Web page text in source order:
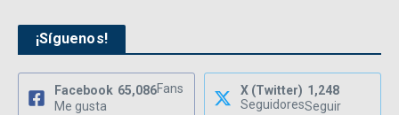
¡Síguenos!
Facebook 65,086Fans
Me gusta
X (Twitter) 1,248
SeguidoresSeguir